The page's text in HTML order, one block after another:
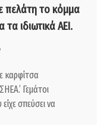
πελάτη το κόμμα
ιδιωτικά ΑΕΙ.
καρφίτσα
Γεμάτοι
σπεύσει να